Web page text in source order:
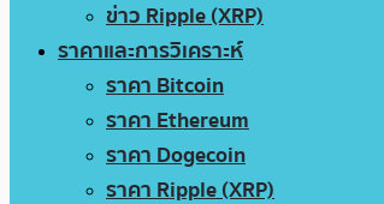
ข่าว Ripple (XRP)
ราคาและการวิเคราะห์
ราคา Bitcoin
ราคา Ethereum
ราคา Dogecoin
ราคา Ripple (XRP)